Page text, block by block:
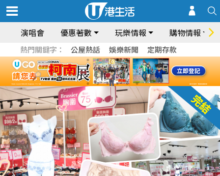
演唱會 優惠著數 玩樂情報 購物情報
熱門關鍵字： 公屋熱話 娛樂新聞 定期存款